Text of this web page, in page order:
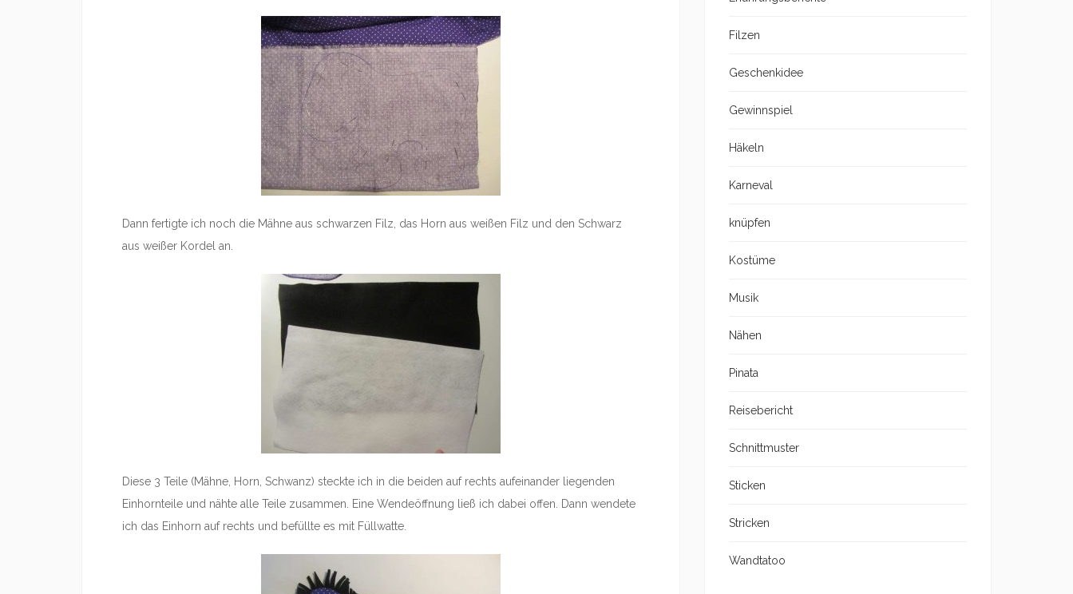
Dann fertigte ich noch die Mähne aus schwarzen Filz, das Horn aus weißen Filz und den Schwarz
aus weißer Kordel an.
Diese 3 Teile (Mähne, Horn, Schwanz) steckte ich in die beiden auf rechts aufeinander liegenden
Einhornteile und nähte alle Teile zusammen. Eine Wendeöffnung ließ ich dabei offen. Dann wendete
ich das Einhorn auf rechts und befüllte es mit Füllwatte.
Filzen
Geschenkidee
Gewinnspiel
Häkeln
Karneval
knüpfen
Kostüme
Musik
Nähen
Pinata
Reisebericht
Schnittmuster
Sticken
Stricken
Wandtatoo